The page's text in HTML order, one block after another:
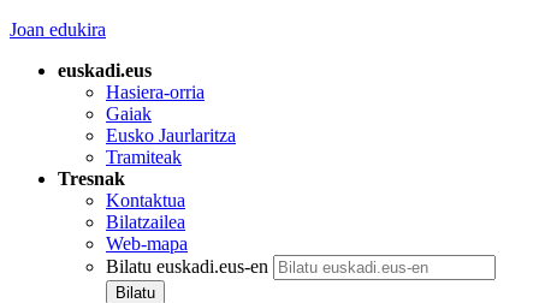
Joan edukira
euskadi.eus
Hasiera-orria
Gaiak
Eusko Jaurlaritza
Tramiteak
Tresnak
Kontaktua
Bilatzailea
Web-mapa
Bilatu euskadi.eus-en